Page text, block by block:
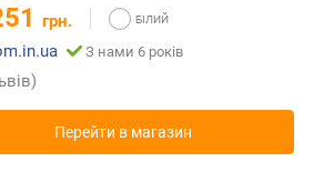
грн.
З нами 6 років
Перейти в магазин